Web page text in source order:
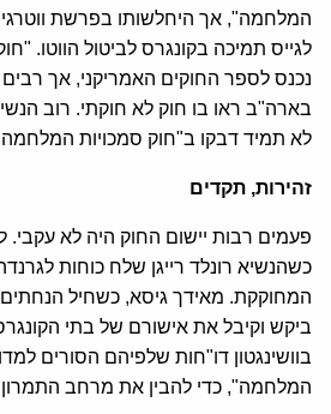
המלחמה", אך היחלשותו בפרשת
לגייס תמיכה בקונגרס לביטול הווטו.
נכנס לספר החוקים האמריקני, אך
בארה"ב ראו בו חוק לא חוקתי. רוב
לא תמיד דבקו ב"חוק סמכויות
זהירות, תקדים
כשהנשיא רונלד רייגן שלח כוחות
המחוקקת. מאידך גיסא, כשחיל הנחתים
ביקש וקיבל את אישורם של בתי
בוושינגטון דו"חות שלפיהם הסורים
המלחמה", כדי להבין את מרחב